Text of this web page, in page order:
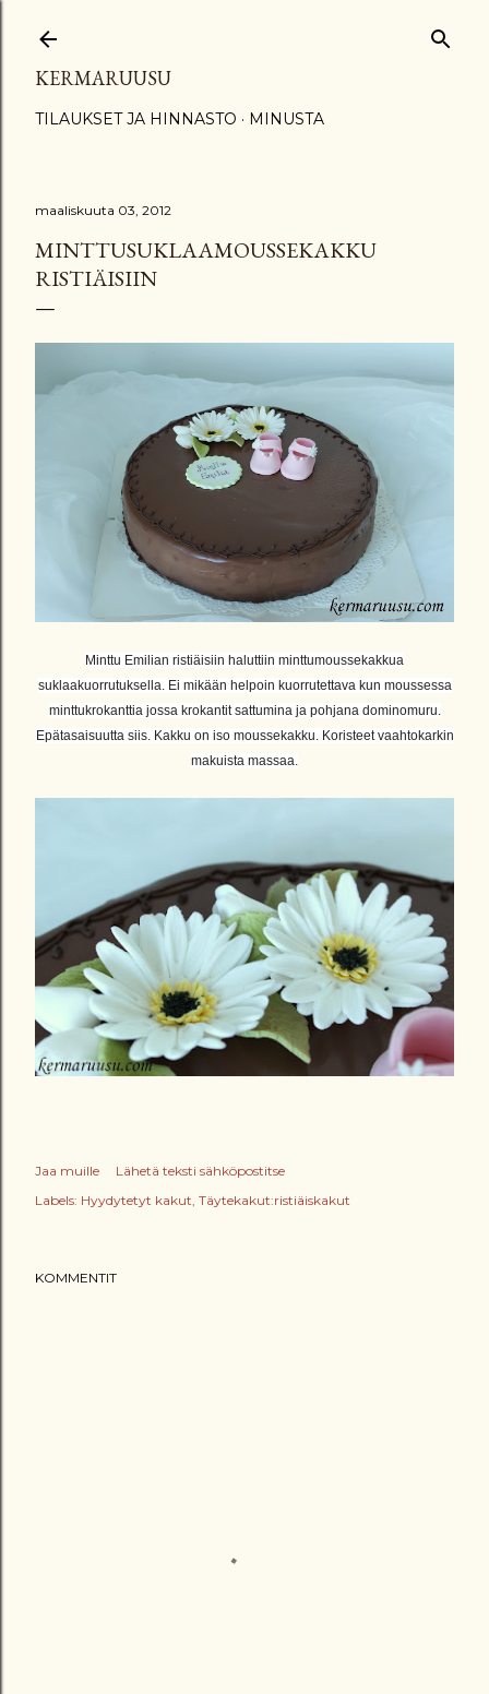
KERMARUUSU
TILAUKSET JA HINNASTO MINUSTA
maaliskuuta 03, 2012
MINTTUSUKLAAMOUSSEKAKKU
RISTIÄISIIN
Minttu Emilian ristiäisiin haluttiin minttumoussekakkua
suklaakuorrutuksella. Ei mikään helpoin kuorrutettava kun moussessa
minttukrokanttia jossa krokantit sattumina ja pohjana dominomuru.
Epätasaisuutta siis. Kakku on iso moussekakku. Koristeet vaahtokarkin
makuista massaa.
Jaa muille
Lähetä teksti sähköpostitse
Labels: Hyydytetyt kakut Täytekakut:ristiäiskakut
KOMMENTIT